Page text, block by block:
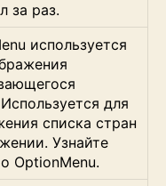
за раз.
используется
для
списка стран
Узнайте
OptionMenu.